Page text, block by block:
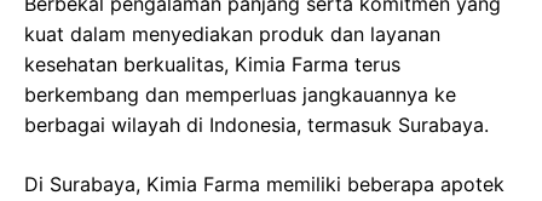
kuat dalam menyediakan produk dan layanan
kesehatan berkualitas, Kimia Farma terus
berkembang dan memperluas jangkauannya ke
berbagai wilayah di Indonesia, termasuk Surabaya.
Di Surabaya, Kimia Farma memiliki beberapa apotek